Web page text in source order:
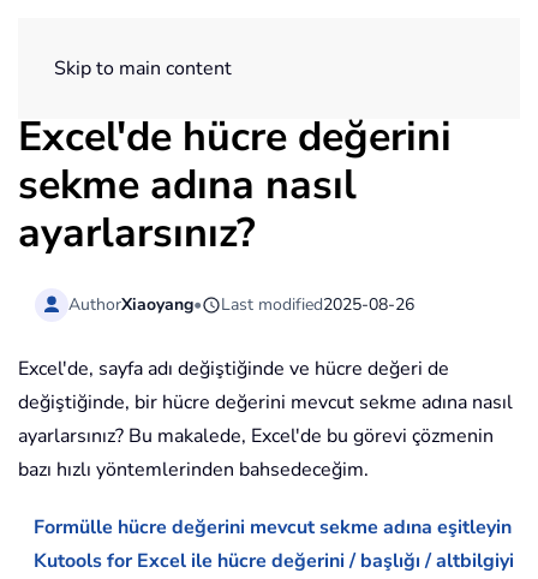
Skip to main content
Excel'de hücre değerini
sekme adına nasıl
ayarlarsınız?
AuthorXiaoyang• Last modified2025-08-26
Excel'de, sayfa adı değiştiğinde ve hücre değeri de
değiştiğinde, bir hücre değerini mevcut sekme adına nasıl
ayarlarsınız? Bu makalede, Excel'de bu görevi çözmenin
bazı hızlı yöntemlerinden bahsedeceğim.
Formülle hücre değerini mevcut sekme adına eşitleyin
Kutools for Excel ile hücre değerini / başlığı / altbilgiyi